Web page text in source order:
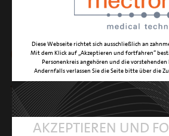
OT5B
1,7 mm Ø Osteoplastik und
FUNKTION mikrometrische
Diese Webseite richtet sich ausschließlich an
Mit dem Klick auf „Akzeptieren und fortfahren“
Personenkreis angehören und die
Andernfalls verlassen Sie die Seite bitte über die
AKZEPTIEREN UND